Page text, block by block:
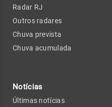
Radar RJ
Outros radares
Chuva prevista
Chuva acumulada
Notícias
Últimas notícias